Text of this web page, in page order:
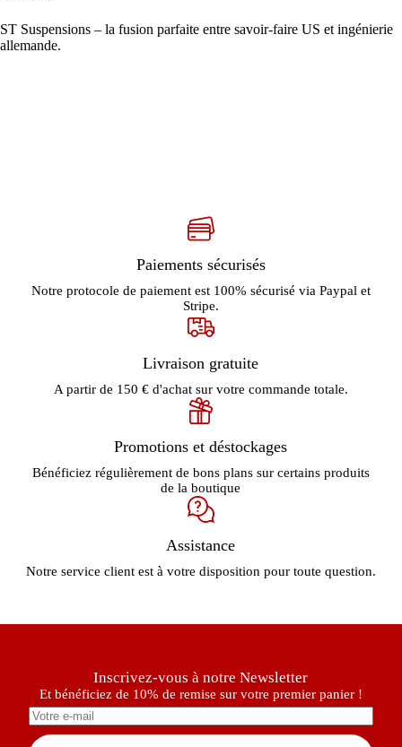
ST Suspensions – la fusion parfaite entre savoir-faire US et ingénierie
allemande.
Paiements sécurisés
Notre protocole de paiement est 100% sécurisé via Paypal et
Stripe.
Livraison gratuite
A partir de 150 € d'achat sur votre commande totale.
Promotions et déstockages
Bénéficiez régulièrement de bons plans sur certains produits
de la boutique
Assistance
Notre service client est à votre disposition pour toute question.
Inscrivez-vous à notre Newsletter
Et bénéficiez de 10% de remise sur votre premier panier !